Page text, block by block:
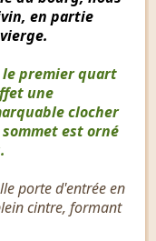
en partie
premier quart
une
clocher
est orné
porte d'entrée en
cintre, formant